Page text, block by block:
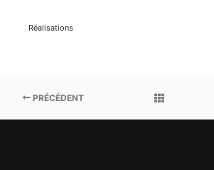
Réalisations
PRÉCÉDENT